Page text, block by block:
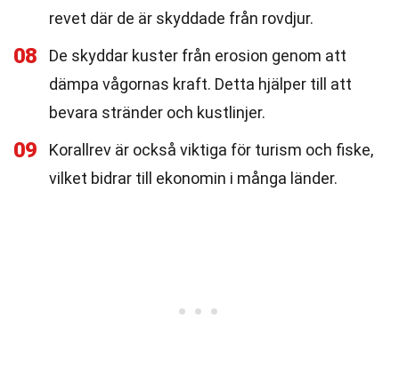
revet där de är skyddade från rovdjur.
08
De skyddar kuster från erosion genom att
dämpa vågornas kraft. Detta hjälper till att
bevara stränder och kustlinjer.
09
Korallrev är också viktiga för turism och fiske,
vilket bidrar till ekonomin i många länder.